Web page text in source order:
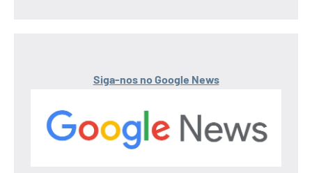
Siga-nos no Google News